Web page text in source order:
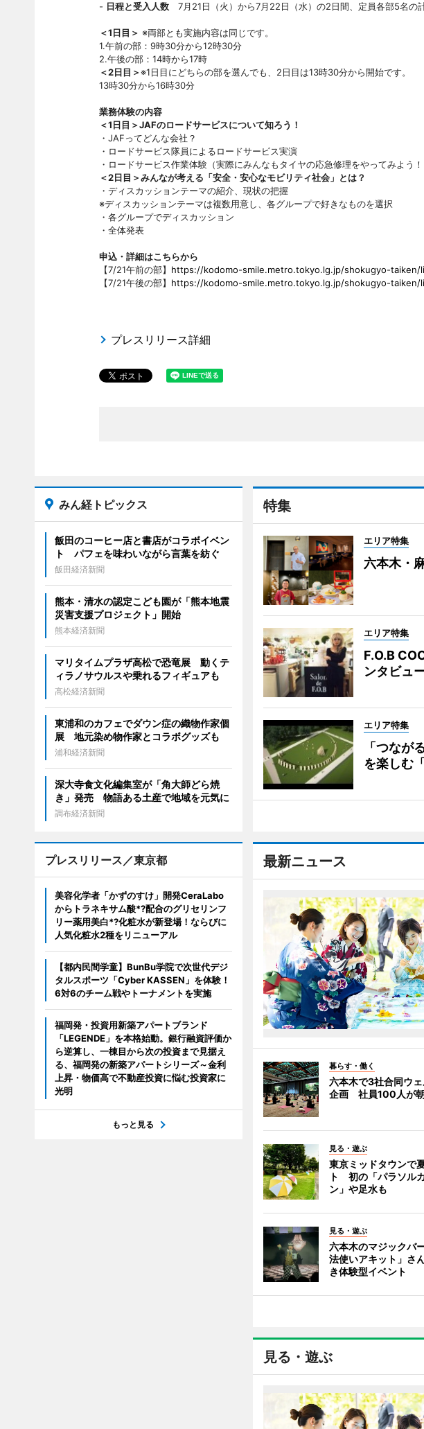
- 日程と受入人数7月21日（火）から7月22日（水）の2日間、定員各部5名の
＜1日目＞ ※両部とも実施内容は同じです。
1.午前の部：9時30分から12時30分
2.午後の部：14時から17時
＜2日目＞※1日目にどちらの部を選んでも、2日目は13時30分から開始です。
13時30分から16時30分
業務体験の内容
＜1日目＞JAFのロードサービスについて知ろう！
・JAFってどんな会社？
・ロードサービス隊員によるロードサービス実演
・ロードサービス作業体験（実際にみんなもタイヤの応急修理をやってみよう！
＜2日目＞みんなが考える「安全・安心なモビリティ社会」とは？
・ディスカッションテーマの紹介、現状の把握
※ディスカッションテーマは複数用意し、各グループで好きなものを選択
・各グループでディスカッション
・全体発表
申込・詳細はこちらから
【7/21午前の部】 https://kodomo-smile.metro.tokyo.lg.jp/shokugyo-taiken/
【7/21午後の部】 https://kodomo-smile.metro.tokyo.lg.jp/shokugyo-taiken/
プレスリリース詳細
特集
エリア特集
六本木・
エリア特集
F.O.B
ンタビュ
エリア特集
「つなが
を楽しむ
最新ニュース
暮らす・働く
六本木で3社合同ウ
企画 社員100人が
見る・遊ぶ
東京ミッドタウンで
ト 初の「パラソル
ン」や足水も
見る・遊ぶ
六本木のマジックバ
法使いアキット」さ
き体験型イベント
見る・遊ぶ
みん経トピックス
飯田のコーヒー店と書店がコラボイベン
ト パフェを味わいながら言葉を紡ぐ
飯田経済新聞
熊本・清水の認定こども園が「熊本地震
災害支援プロジェクト」開始
熊本経済新聞
マリタイムプラザ高松で恐竜展 動くテ
ィラノサウルスや乗れるフィギュアも
高松経済新聞
東浦和のカフェでダウン症の織物作家個
展 地元染め物作家とコラボグッズも
浦和経済新聞
深大寺食文化編集室が「角大師どら焼
き」発売 物語ある土産で地域を元気に
調布経済新聞
プレスリリース／東京都
美容化学者「かずのすけ」開発CeraLabo
からトラネキサム酸*?配合のグリセリンフ
リー薬用美白*?化粧水が新登場！ならびに
人気化粧水2種をリニューアル
【都内民間学童】BunBu学院で次世代デジ
タルスポーツ「Cyber KASSEN」を体験！
6対6のチーム戦やトーナメントを実施
福岡発・投資用新築アパートブランド
「LEGENDE」を本格始動。銀行融資評価か
ら逆算し、一棟目から次の投資まで見据え
る、福岡発の新築アパートシリーズ～金利
上昇・物価高で不動産投資に悩む投資家に
光明
もっと見る